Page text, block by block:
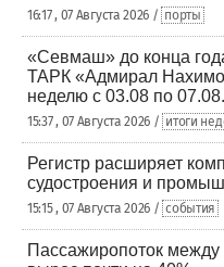
16:17 , 07 Августа 2026 / порты
«Севмаш» до конца
ТАРК «Адмирал
неделю с 03.08 по
15:37 , 07 Августа 2026 / итоги
Регистр расширяет
судостроения и
15:15 , 07 Августа 2026 / события
Пассажиропоток